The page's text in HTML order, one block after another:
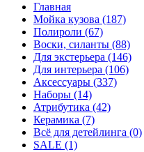
Главная
Мойка кузова (187)
Полироли (67)
Воски, силанты (88)
Для экстерьера (146)
Для интерьера (106)
Аксессуары (337)
Наборы (14)
Атрибутика (42)
Керамика (7)
Всё для детейлинга (0)
SALE (1)